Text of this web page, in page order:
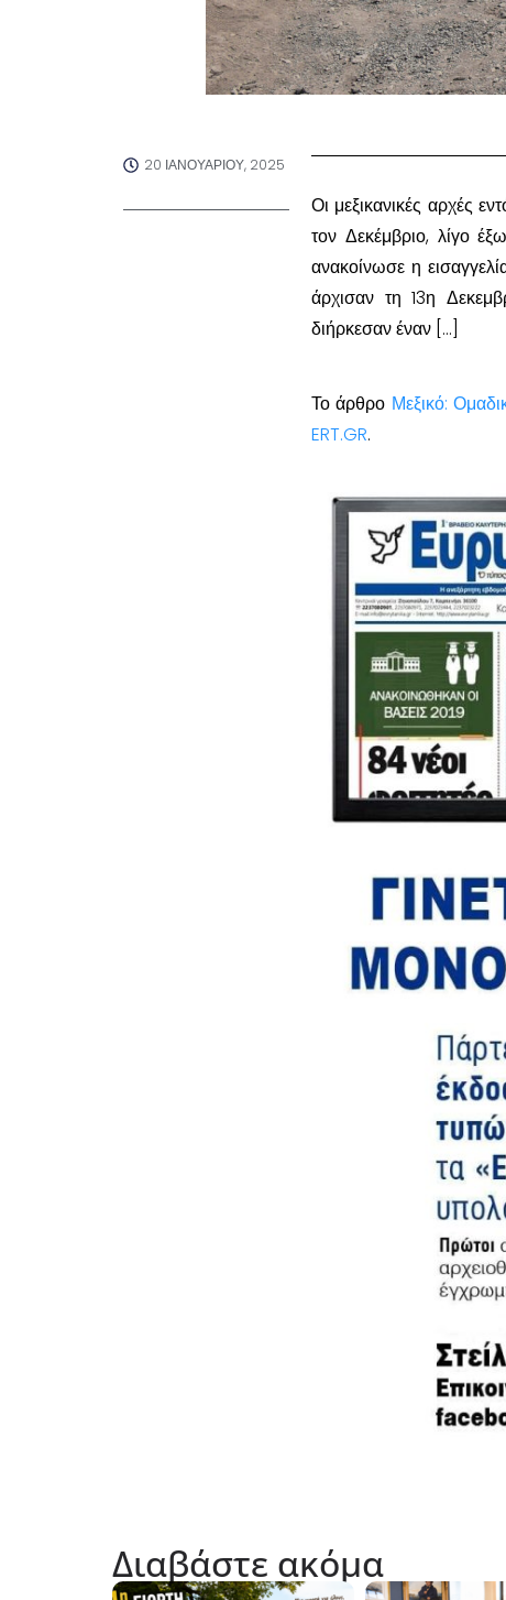
20 ΙΑΝΟΥΑΡΊΟΥ, 2025
Οι μεξικανικές αρχές
τον Δεκέμβριο, λίγο
ανακοίνωσε η
άρχισαν τη 13η
διήρκεσαν έναν […]
Το άρθρο Μεξικό:
ERT.GR.
Διαβάστε ακόμα